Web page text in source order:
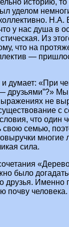
уделом
Н.А.
у нас душа в
Из
что на
—
и думает: «При
друзьями”?»
не
с
что один
свою семью,
многие
сила.
было
друзья. Именно
почву человека.